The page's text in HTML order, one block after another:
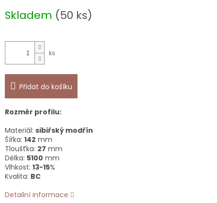
Skladem (50 ks)
Přidat do košíku
Rozměr profilu:
Materiál: sibiřský modřín
Šířka: 142 mm
Tloušťka: 27 mm
Délka: 5100 mm
Vlhkost: 13-15%
Kvalita: BC
Detailní informace